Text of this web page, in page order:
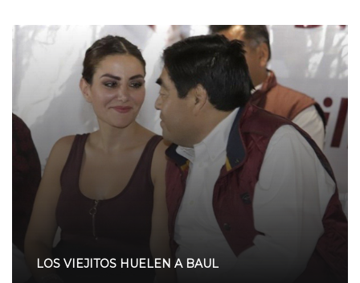
LOS VIEJITOS HUELEN A BAUL